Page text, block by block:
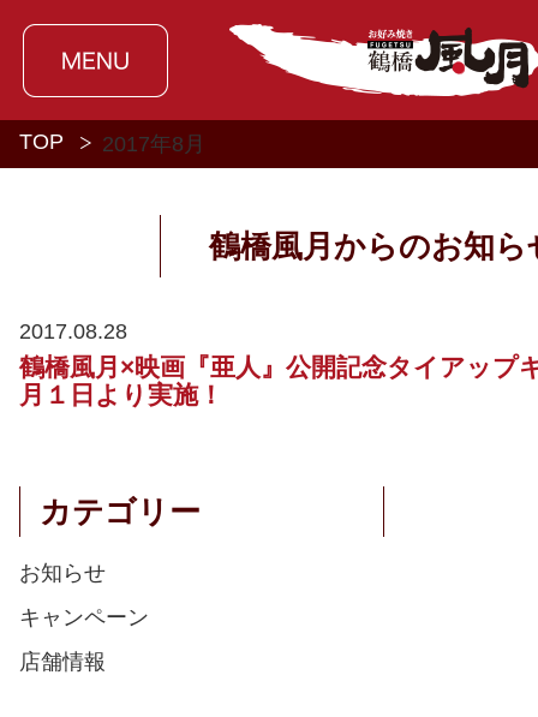
TOP 2017年8月
鶴橋風月からのお知ら
2017.08.28
鶴橋風月×映画『亜人』公開記念タイアッ
月１日より実施！
カテゴリー
お知らせ
キャンペーン
店舗情報